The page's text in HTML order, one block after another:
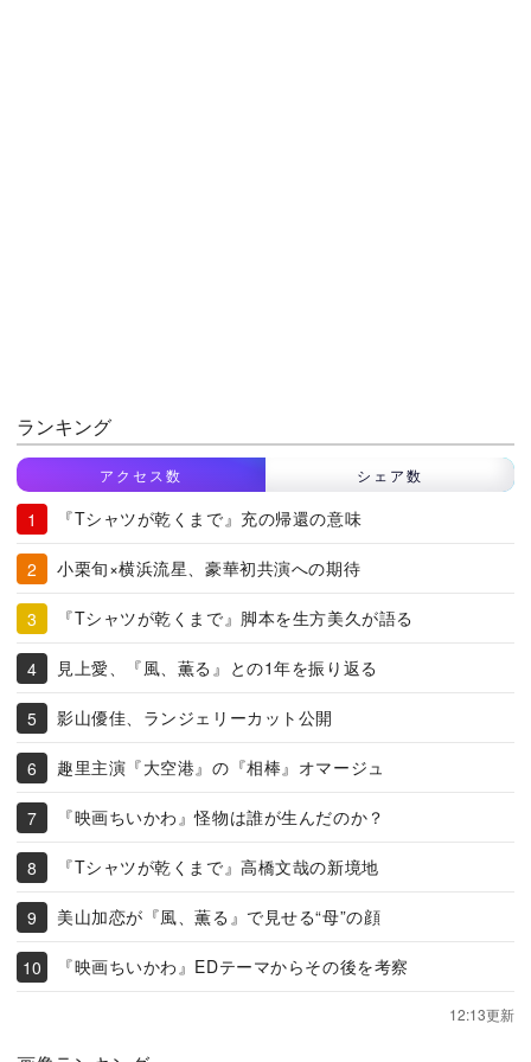
ランキング
アクセス数 シェア数
『Tシャツが乾くまで』充の帰還の意味
小栗旬×横浜流星、豪華初共演への期待
『Tシャツが乾くまで』脚本を生方美久が語る
見上愛、『風、薫る』との1年を振り返る
影山優佳、ランジェリーカット公開
趣里主演『大空港』の『相棒』オマージュ
『映画ちいかわ』怪物は誰が生んだのか？
『Tシャツが乾くまで』高橋文哉の新境地
美山加恋が『風、薫る』で見せる“母”の顔
『映画ちいかわ』EDテーマからその後を考察
12:13更新